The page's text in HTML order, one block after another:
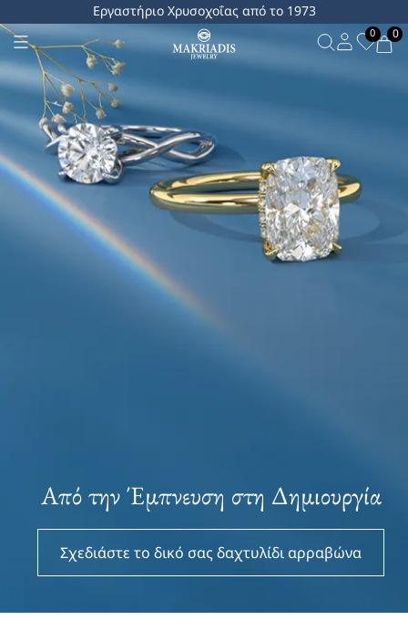
Εργαστήριο Χρυσοχοΐας από το 1973
0 0
Από την Έμπνευση στη Δημιουργία
Σχεδιάστε το δικό σας δαχτυλίδι αρραβώνα